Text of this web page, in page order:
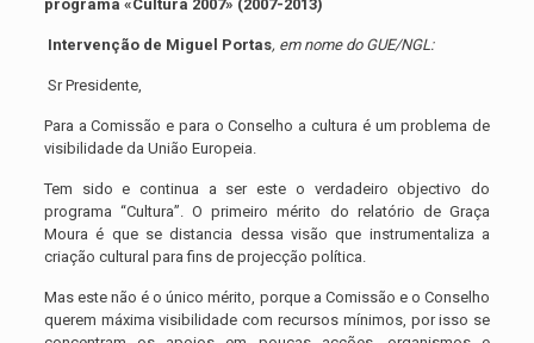
programa «Cultura 2007» (2007-2013)
Intervenção de Miguel Portas, em nome do GUE/NGL:
Sr Presidente,
Para a Comissão e para o Conselho a cultura é um problema de
visibilidade da União Europeia.
Tem sido e continua a ser este o verdadeiro objectivo do
programa “Cultura”. O primeiro mérito do relatório de Graça
Moura é que se distancia dessa visão que instrumentaliza a
criação cultural para fins de projecção política.
Mas este não é o único mérito, porque a Comissão e o Conselho
querem máxima visibilidade com recursos mínimos, por isso se